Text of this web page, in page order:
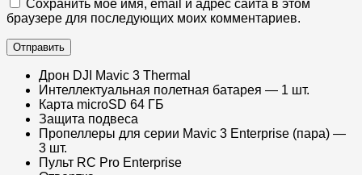
Сохранить моё имя, email и адрес сайта в этом
браузере для последующих моих комментариев.
Дрон DJI Mavic 3 Thermal
Интеллектуальная полетная батарея — 1 шт.
Карта microSD 64 ГБ
Защита подвеса
Пропеллеры для серии Mavic 3 Enterprise (пара) —
3 шт.
Пульт RC Pro Enterprise